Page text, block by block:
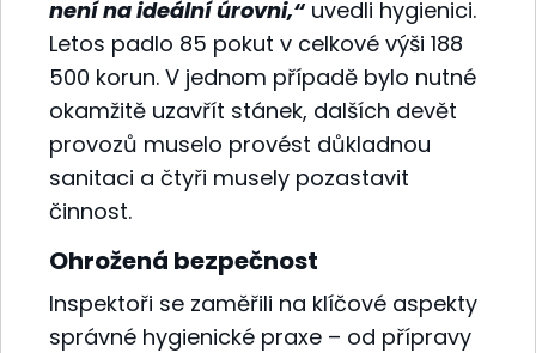
není na ideální úrovni,“ uvedli hygienici.
Letos padlo 85 pokut v celkové výši 188
500 korun. V jednom případě bylo nutné
okamžitě uzavřít stánek, dalších devět
provozů muselo provést důkladnou
sanitaci a čtyři musely pozastavit
činnost.
Ohrožená bezpečnost
Inspektoři se zaměřili na klíčové aspekty
správné hygienické praxe – od přípravy